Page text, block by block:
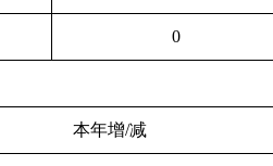
0
本年增/减